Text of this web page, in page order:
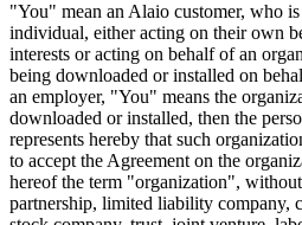
"You" mean an Alaio customer, who
individual, either acting on their own
interests or acting on behalf of an
being downloaded or installed on
an employer, "You" means the
downloaded or installed, then the
represents hereby that such
to accept the Agreement on the
hereof the term "organization",
partnership, limited liability company,